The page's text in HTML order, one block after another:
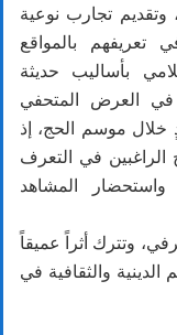
وتقديم تجارب نوعية
بالمواقع
بأساليب حديثة
في العرض المتحفي
خلال موسم الحج، إذ
الراغبين في التعرف
واستحضار المشاهد
وتترك أثراً عميقاً
والثقافية في